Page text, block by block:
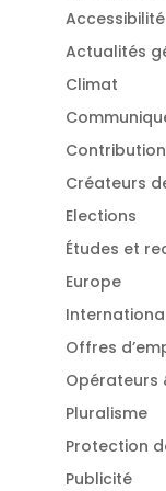
Accessibilité
Actualités
Climat
Créateurs
Elections
Études et
Europe
Offres
Opérateurs
Pluralisme
Protection
Publicité